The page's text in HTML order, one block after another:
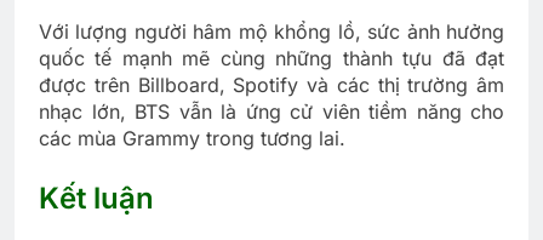
Với lượng người hâm mộ khổng lồ, sức ảnh hưởng
quốc tế mạnh mẽ cùng những thành tựu đã đạt
được trên Billboard, Spotify và các thị trường âm
nhạc lớn, BTS vẫn là ứng cử viên tiềm năng cho
các mùa Grammy trong tương lai.
Kết luận